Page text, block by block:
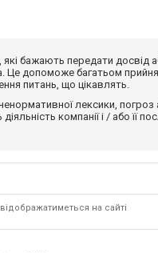
які бажають передати
Це допоможе багатьом
питань, що цікавлять.
лексики,
компанії і / або її
на сайті